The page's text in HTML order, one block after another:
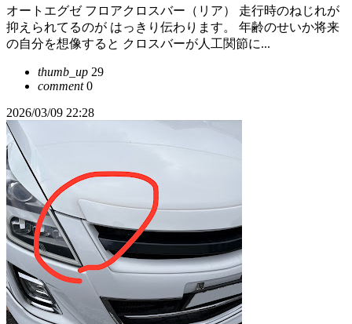
オートエグゼ フロアクロスバー（リア） 走行時のねじれが
抑えられてるのが はっきり伝わります。 年齢のせいか将来
の自分を想像すると クロスバーが人工関節に...
thumb_up 29
comment0
2026/03/09 22:28